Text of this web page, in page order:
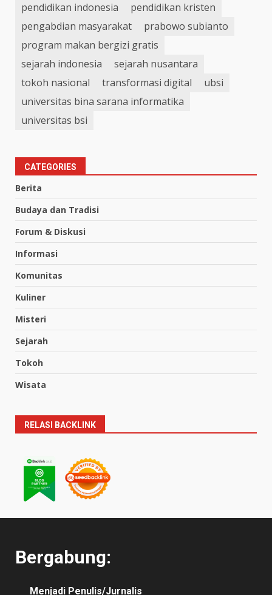
pendidikan indonesia
pendidikan kristen
pengabdian masyarakat
prabowo subianto
program makan bergizi gratis
sejarah indonesia
sejarah nusantara
tokoh nasional
transformasi digital
ubsi
universitas bina sarana informatika
universitas bsi
CATEGORIES
Berita
Budaya dan Tradisi
Forum & Diskusi
Informasi
Komunitas
Kuliner
Misteri
Sejarah
Tokoh
Wisata
RELASI BACKLINK
Bergabung:
Menjadi Penulis/Jurnalis